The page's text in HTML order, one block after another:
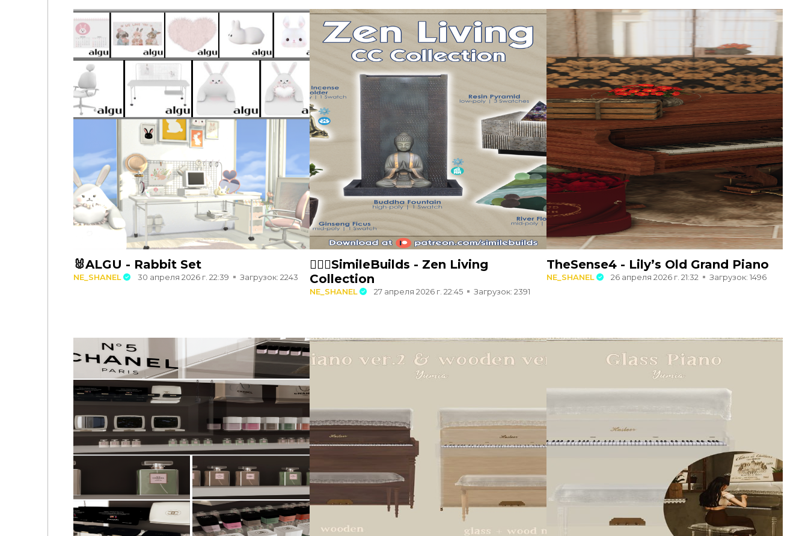
🐰ALGU - Rabbit Set
NE_SHANEL 30 апреля 2026 г. 22:39 Загрузок: 2243
🧘🏻‍♀️SimileBuilds - Zen Living
Collection
NE_SHANEL 27 апреля 2026 г. 22:45 Загрузок: 2391
TheSense4 - Lily’s Old Grand Piano
NE_SHANEL 26 апреля 2026 г. 21:32 Загрузок: 1496